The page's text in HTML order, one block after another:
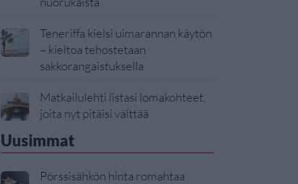
Teneriffa kielsi uimarannan käytön
– kieltoa tehostetaan
sakkorangaistuksella
Matkailulehti listasi lomakohteet,
joita nyt pitäisi välttää
Uusimmat
Pörssisähkön hinta romahtaa